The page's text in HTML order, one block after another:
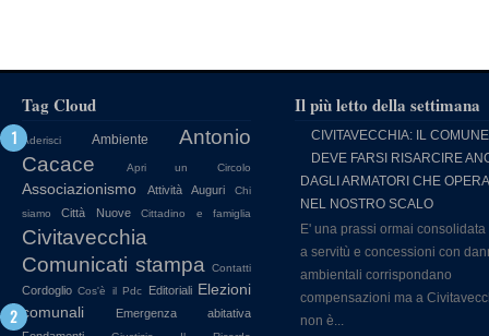
Tag Cloud
Aderisci Ambiente
Antonio
Cacace
Apri un Circolo
Associazionismo Attività Auguri
Chi
siamo
Città Nuove Cittadino e famiglia
Civitavecchia
Comunicati stampa
Contatti
Cordoglio Cos'è il Pdc Editoriali Elezioni
comunali
Emergenza abitativa
Il più letto della settimana
CIVITAVECCHIA: IL COMUNE
DEVE FARSI RISARCIRE
DAGLI ARMATORI CHE
NEL NOSTRO SCALO
E' una prassi ormai consolidata
a servitù e concessioni con
ambientali corrispondano
compensazioni ma a
non è...